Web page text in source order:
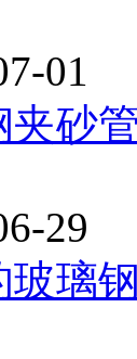
01
夹砂
29
玻璃